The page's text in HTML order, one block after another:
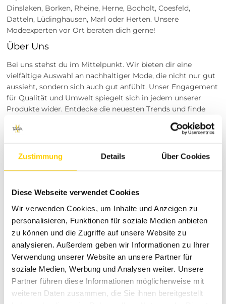
Zustimmung Details Über Cookies
Diese Webseite verwendet Cookies
Wir verwenden Cookies, um Inhalte und Anzeigen zu
personalisieren, Funktionen für soziale Medien anbieten
zu können und die Zugriffe auf unsere Website zu
analysieren. Außerdem geben wir Informationen zu Ihrer
Verwendung unserer Website an unsere Partner für
soziale Medien, Werbung und Analysen weiter. Unsere
Partner führen diese Informationen möglicherweise mit
weiteren Daten zusammen, die Sie ihnen bereitgestellt
Dinslaken, Borken, Rheine, Herne, Bocholt, Coesfeld,
Datteln, Lüdinghausen, Marl oder Herten. Unsere
Modeexperten vor Ort beraten dich gerne!
Über Uns
Bei uns stehst du im Mittelpunkt. Wir bieten dir eine
vielfältige Auswahl an nachhaltiger Mode, die nicht nur gut
aussieht, sondern sich auch gut anfühlt. Unser Engagement
für Qualität und Umwelt spiegelt sich in jedem unserer
Produkte wider. Entdecke die neuesten Trends und finde
Kundenservice und Garantie
Deine Zufriedenheit ist uns wichtig. Daher bieten wir dir
freundlicher Kundenservice jederzeit zur Verfügung.
4,99 €.
Jetzt Kaufen
Verpasse nicht die Chance, nachhaltige und stylische Denim
Joggpants aus Bio-Baumwolle zu erwerben. Bestelle jetzt
und erlebe höchsten Tragekomfort kombiniert mit
modernem Design!